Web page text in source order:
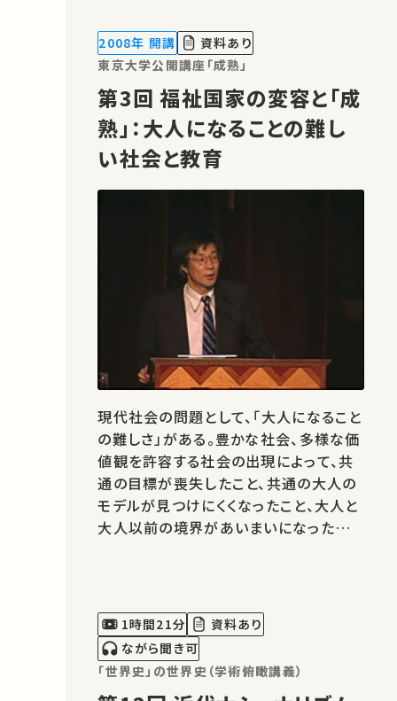
2008年 開講
資料あり
東京大学公開講座「成熟」
第3回 福祉国家の変容と「成
熟」：大人になることの難し
い社会と教育
現代社会の問題として、「大人になること
の難しさ」がある。豊かな社会、多様な価
値観を許容する社会の出現によって、共
通の目標が喪失したこと、共通の大人の
モデルが見つけにくくなったこと、大人と
大人以前の境界があいまいになったこと
の予定調和を前提できた時代が終わり
を告げようとしている。この講義…
1時間21分
資料あり
ながら聞き可
「世界史」の世界史（学術俯瞰講義）